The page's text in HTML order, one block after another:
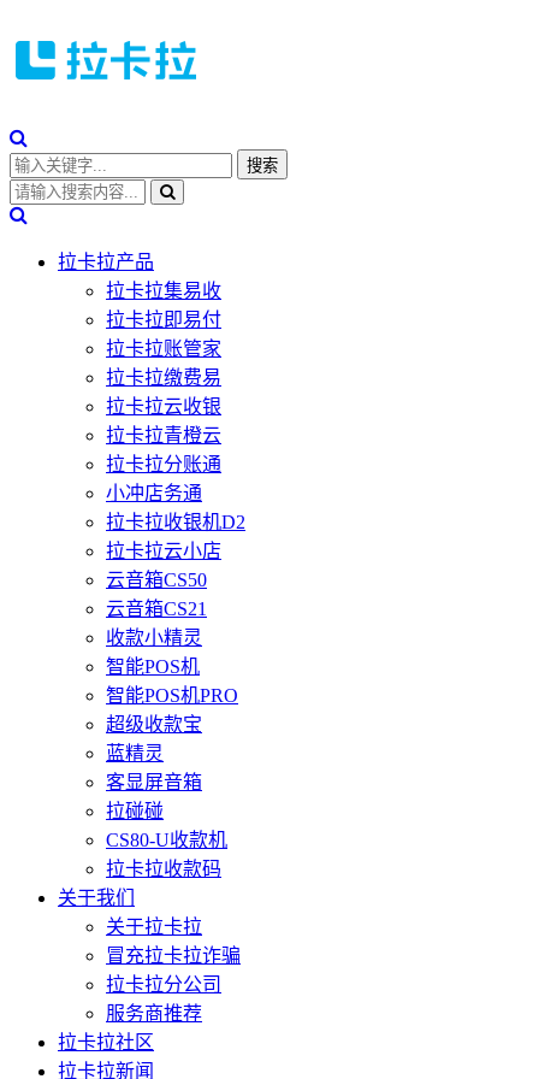
拉卡拉产品
拉卡拉集易收
拉卡拉即易付
拉卡拉账管家
拉卡拉缴费易
拉卡拉云收银
拉卡拉青橙云
拉卡拉分账通
小冲店务通
拉卡拉收银机D2
拉卡拉云小店
云音箱CS50
云音箱CS21
收款小精灵
智能POS机
智能POS机PRO
超级收款宝
蓝精灵
客显屏音箱
拉碰碰
CS80-U收款机
拉卡拉收款码
关于我们
关于拉卡拉
冒充拉卡拉诈骗
拉卡拉分公司
服务商推荐
拉卡拉社区
拉卡拉新闻